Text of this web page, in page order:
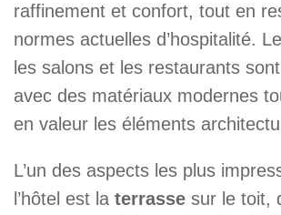
raffinement et confort, tout en
normes actuelles d’hospitalité.
les salons et les restaurants
avec des matériaux modernes
en valeur les éléments
L’un des aspects les plus
l’hôtel est la terrasse sur le toit,